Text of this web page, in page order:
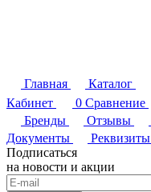
Главная Каталог
Кабинет
0 Сравнение
Бренды
Отзывы
Документы
Реквизиты
Подписаться
на новости и акции